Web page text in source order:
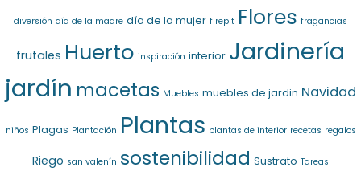
diversión día de la madre día de la mujer firepit Flores fragancias
frutales Huerto inspiración interior Jardinería
jardín macetas Muebles muebles de jardin Navidad
niños Plagas Plantación Plantas plantas de interior recetas regalos
Riego san valenín sostenibilidad Sustrato Tareas